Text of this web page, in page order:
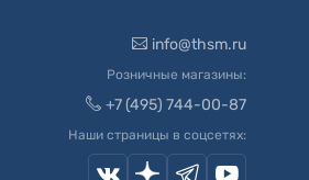
info@thsm.ru
Розничные магазины:
+7 (495) 744-00-87
Наши страницы в соцсетях: